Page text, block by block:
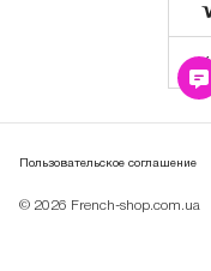
© 2026 French-shop.com.ua
Пользовательское соглашение